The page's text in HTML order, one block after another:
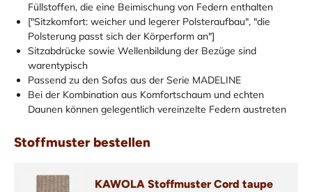
Füllstoffen, die eine Beimischung von Federn enthalten
["Sitzkomfort: weicher und legerer Polsteraufbau", "die
Polsterung passt sich der Körperform an"]
Sitzabdrücke sowie Wellenbildung der Bezüge sind
warentypisch
Passend zu den Sofas aus der Serie MADELINE
Bei der Kombination aus Komfortschaum und echten
Daunen können gelegentlich vereinzelte Federn austreten
Stoffmuster bestellen
KAWOLA Stoffmuster Cord taupe